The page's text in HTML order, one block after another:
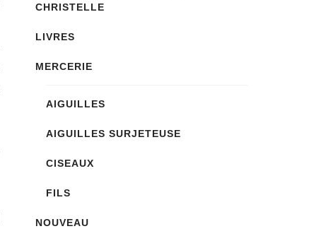
CHRISTELLE
LIVRES
MERCERIE
AIGUILLES
AIGUILLES SURJETEUSE
CISEAUX
FILS
NOUVEAU